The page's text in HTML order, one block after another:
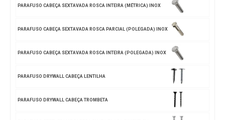
PARAFUSO CABEÇA SEXTAVADA ROSCA INTEIRA (MÉTRICA) INOX
PARAFUSO CABEÇA SEXTAVADA ROSCA PARCIAL (POLEGADA) INOX
PARAFUSO CABEÇA SEXTAVADA ROSCA INTEIRA (POLEGADA) INOX
PARAFUSO DRYWALL CABEÇA LENTILHA
PARAFUSO DRYWALL CABEÇA TROMBETA